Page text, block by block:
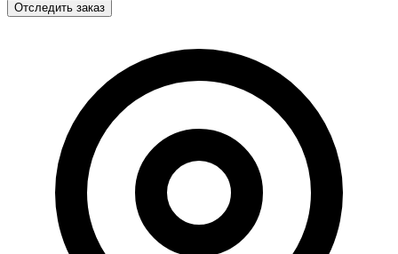
Отследить заказ